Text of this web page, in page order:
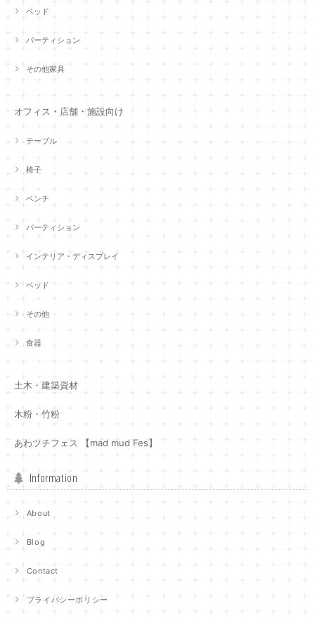
ベッド
パーティション
その他家具
オフィス・店舗・施設向け
テーブル
椅子
ベンチ
パーティション
インテリア・ディスプレイ
ベッド
その他
食器
土木・建築資材
木粉・竹粉
あわツチフェス 【mad mud Fes】
Information
About
Blog
Contact
プライバシーポリシー